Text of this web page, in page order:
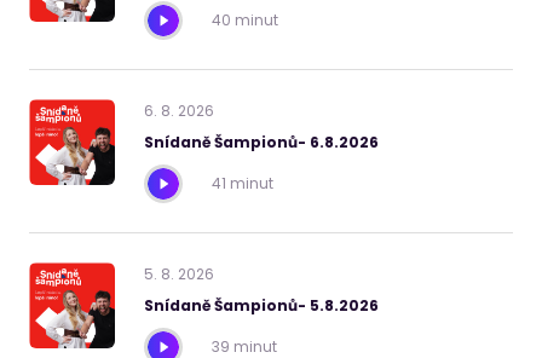
40 minut
6. 8. 2026
Snídaně Šampionů- 6.8.2026
41 minut
5. 8. 2026
Snídaně Šampionů- 5.8.2026
39 minut